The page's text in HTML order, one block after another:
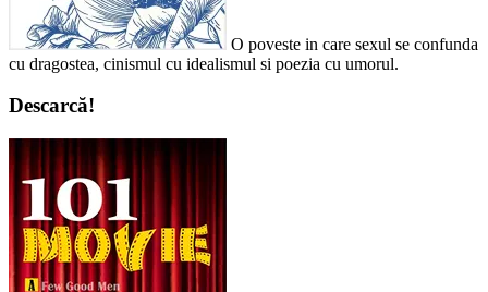
O poveste in care sexul se confunda
cu dragostea, cinismul cu idealismul si poezia cu umorul.
Descarcă!